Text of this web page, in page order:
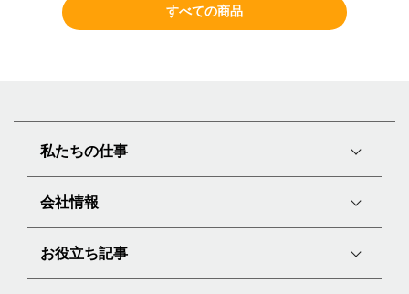
すべての商品
私たちの仕事
会社情報
お役立ち記事